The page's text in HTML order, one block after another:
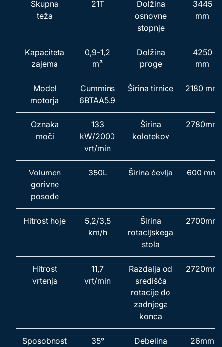
Skupna
teža
21T
Dolžina
osnovne
stopnje
3445
mm
Kapaciteta
zajema
0,9-1,2
m³
Dolžina
proge
4250
mm
Model
motorja
Cummins
6BTAA5.9
Širina tirnice 2180 mm
Oznaka
moči
133
kW/2000
vrt/min
Širina
kolotekov
2780mm
Volumen
gorivne
posode
350L Širina čevlja 600 mm
Hitrost hoje
5,2/3,5
km/h
Širina
rotacijskega
stola
2700mm
Hitrost
vrtenja
11,7
vrt/min
Razdalja od
središča
rotacije do
zadnjega
konca
2720mm
Sposobnost
35°
Debelina
26mm